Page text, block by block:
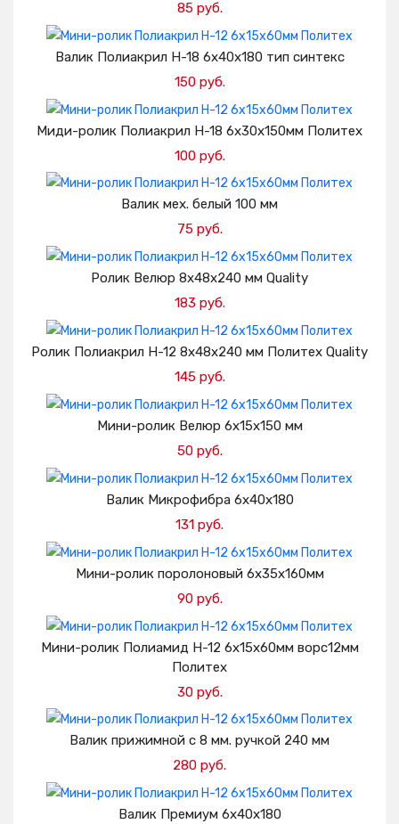
85 руб.
Добавить в корзину
Валик Полиакрил H-18 6х40х180 тип синтекс
150 руб.
Добавить в корзину
Миди-ролик Полиакрил H-18 6х30х150мм Политех
100 руб.
Добавить в корзину
Валик мех. белый 100 мм
75 руб.
Добавить в корзину
Ролик Велюр 8х48х240 мм Quality
183 руб.
Добавить в корзину
Ролик Полиакрил H-12 8х48х240 мм Политех Quality
145 руб.
Добавить в корзину
Мини-ролик Велюр 6х15х150 мм
50 руб.
Добавить в корзину
Валик Микрофибра 6х40х180
131 руб.
Добавить в корзину
Мини-ролик поролоновый 6х35х160мм
90 руб.
Добавить в корзину
Мини-ролик Полиамид H-12 6х15х60мм ворс12мм
Политех
30 руб.
Добавить в корзину
Валик прижимной с 8 мм. ручкой 240 мм
280 руб.
Добавить в корзину
Валик Премиум 6х40х180